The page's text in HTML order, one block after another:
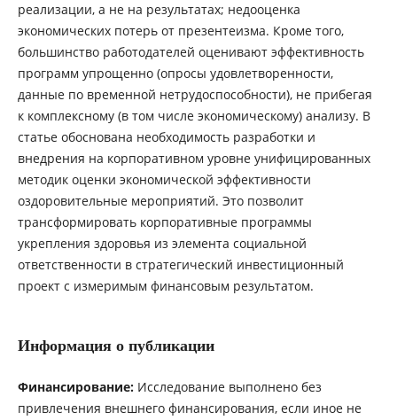
реализации, а не на результатах; недооценка
экономических потерь от презентеизма. Кроме того,
большинство работодателей оценивают эффективность
программ упрощенно (опросы удовлетворенности,
данные по временной нетрудоспособности), не прибегая
к комплексному (в том числе экономическому) анализу. В
статье обоснована необходимость разработки и
внедрения на корпоративном уровне унифицированных
методик оценки экономической эффективности
оздоровительные мероприятий. Это позволит
трансформировать корпоративные программы
укрепления здоровья из элемента социальной
ответственности в стратегический инвестиционный
проект с измеримым финансовым результатом.
Информация о публикации
Финансирование:Исследование выполнено без
привлечения внешнего финансирования, если иное не